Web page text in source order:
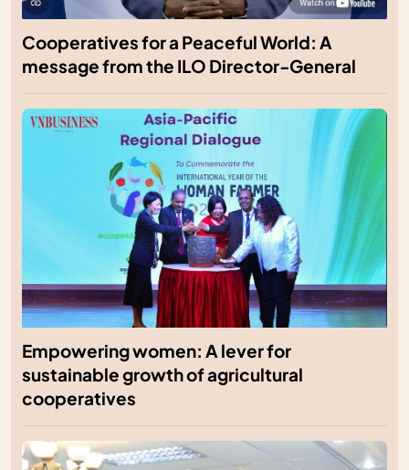
Cooperatives for a Peaceful World: A
message from the ILO Director-General
Empowering women: A lever for
sustainable growth of agricultural
cooperatives